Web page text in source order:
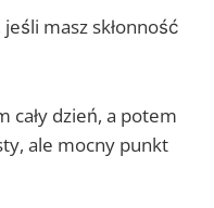
masz skłonność
cały dzień, a potem
ale mocny punkt